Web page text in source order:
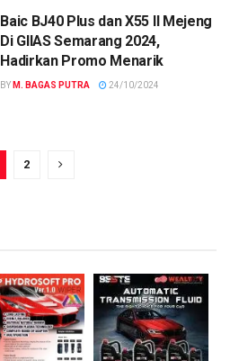
Baic BJ40 Plus dan X55 II Mejeng
Di GIIAS Semarang 2024,
Hadirkan Promo Menarik
BY M. BAGAS PUTRA 24/10/2024
2